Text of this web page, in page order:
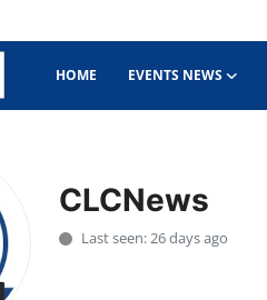
HOME EVENTS NEWS
CLCNews
Last seen: 26 days ago